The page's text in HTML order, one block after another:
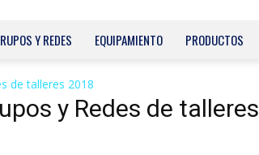
Y REDES EQUIPAMIENTO PRODUCTOS
de talleres 2018
y Redes de talleres